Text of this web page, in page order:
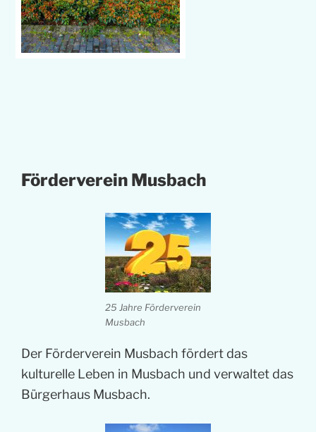
Förderverein Musbach
25 Jahre Förderverein
Musbach
Der Förderverein Musbach fördert das
kulturelle Leben in Musbach und verwaltet das
Bürgerhaus Musbach.